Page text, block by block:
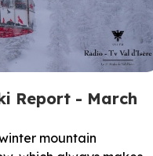
Report - March
mountain